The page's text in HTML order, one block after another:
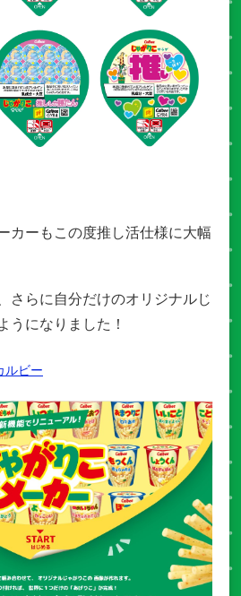
カーもこの度推し活仕様に大幅
さらに自分だけのオリジナルじ
うになりました！
ルビー